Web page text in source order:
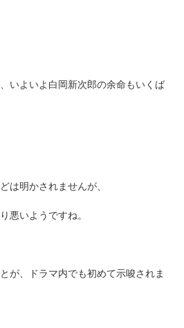
いよいよ白岡新次郎の余命もいくば
は明かされませんが、
悪いようですね。
が、ドラマ内でも初めて示唆されま